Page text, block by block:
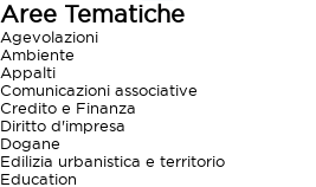
Aree Tematiche
Agevolazioni
Ambiente
Appalti
Comunicazioni associative
Credito e Finanza
Diritto d'impresa
Dogane
Edilizia urbanistica e territorio
Education